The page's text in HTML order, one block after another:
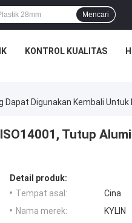
Mencari
KONTROL KUALITAS
Digunakan Kembali Untuk
Tutup
Detail produk:
Tempat asal:
Cina
Nama merek:
KYLIN